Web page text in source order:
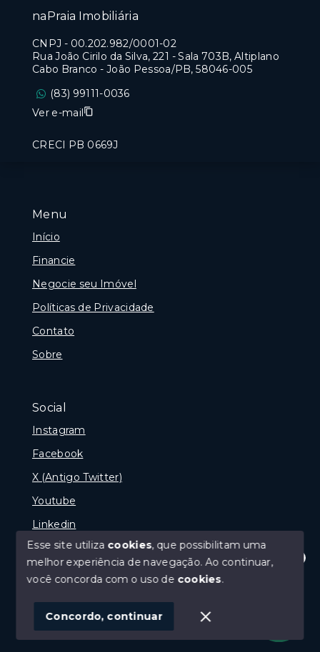
Olá! Estamos disponíveis para te ajudar.
Menu
Início
Financie
Negocie seu Imóvel
Políticas de Privacidade
Contato
Sobre
Social
Instagram
Facebook
X (Antigo Twitter)
Youtube
Linkedin
© Copyright 2026 - naPraia Imobiliária - Todos os
SITE PARA IMOBILIARIA
naPraia Imobiliária
CNPJ - 00.202.982/0001-02
Rua João Cirilo da Silva, 221 - Sala 703B, Altiplano
Cabo Branco - João Pessoa/PB, 58046-005
(83) 99111-0036
Ver e-mail
CRECI PB 0669J
Esse site utiliza cookies, que possibilitam uma
melhor experiência de navegação.Ao continuar,
você concorda com o uso de cookies.
Concordo, continuar